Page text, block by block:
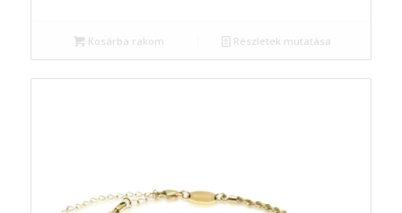
Kosárba rakom Részletek mutatása